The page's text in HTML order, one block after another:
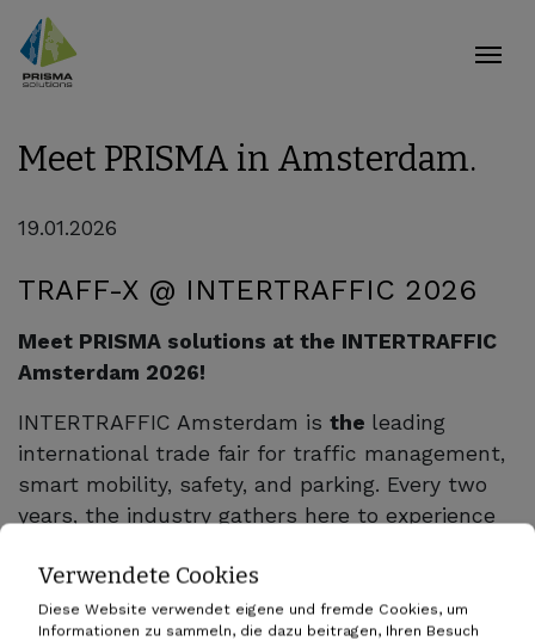
Meet PRISMA in Amsterdam.
19.01.2026
TRAFF-X @ INTERTRAFFIC 2026
Meet PRISMA solutions at the INTERTRAFFIC
Amsterdam 2026!
INTERTRAFFIC Amsterdam is the leading
international trade fair for traffic management,
smart mobility, safety, and parking. Every two
years, the industry gathers here to experience
tomorrow.
PRISMA solutions will be there – will you?
Verwendete Cookies
Diese Website verwendet eigene und fremde Cookies, um
Informationen zu sammeln, die dazu beitragen, Ihren Besuch